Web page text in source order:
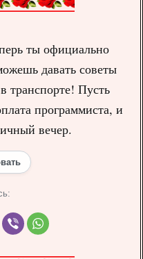
ты официально
давать советы
транспорте! Пусть
программиста, и
вечер.